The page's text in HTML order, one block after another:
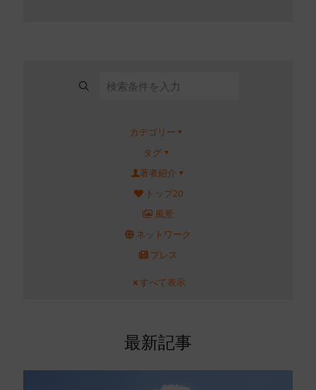
カテゴリー
タグ
著者紹介
トップ20
風景
ネットワーク
プレス
すべて表示
最新記事